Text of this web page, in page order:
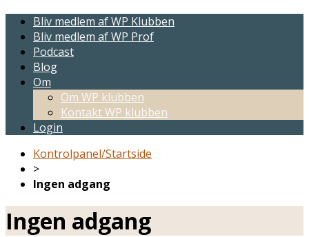
Bliv medlem af WP Klubben
Bliv medlem af WP Prof
Podcast
Blog
Om
Om WP klubben
Kontakt WP klubben
Login
Kontrolpanel/Startside
>
Ingen adgang
Ingen adgang